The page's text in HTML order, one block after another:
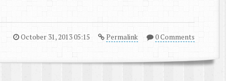
October 31, 2013 05:15 Permalink 0 Comments